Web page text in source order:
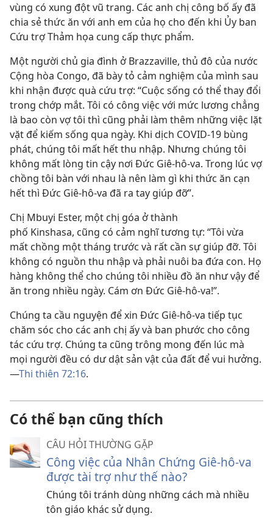
vùng có xung đột vũ trang. Các anh chị công bố ấy đã
chia sẻ thức ăn với anh em của họ cho đến khi Ủy ban
Cứu trợ Thảm họa cung cấp thực phẩm.
Một người chủ gia đình ở Brazzaville, thủ đô của nước
Cộng hòa Congo, đã bày tỏ cảm nghiệm của mình sau
khi nhận được quà cứu trợ: “Cuộc sống có thể thay đổi
trong chớp mắt. Tôi có công việc với mức lương chẳng
là bao còn vợ tôi thì cũng phải làm thêm những việc lặt
vặt để kiếm sống qua ngày. Khi dịch COVID-19 bùng
phát, chúng tôi mất hết thu nhập. Nhưng chúng tôi
không mất lòng tin cậy nơi Đức Giê-hô-va. Trong lúc vợ
chồng tôi bàn với nhau là nên làm gì khi thức ăn cạn
hết thì Đức Giê-hô-va đã ra tay giúp đỡ”.
Chị Mbuyi Ester, một chị góa ở thành
phố Kinshasa, cũng có cảm nghĩ tương tự: “Tôi vừa
mất chồng một tháng trước và rất cần sự giúp đỡ. Tôi
không có nguồn thu nhập và phải nuôi ba đứa con. Họ
hàng không thể cho chúng tôi nhiều đồ ăn như vậy để
ăn trong nhiều ngày. Cám ơn Đức Giê-hô-va!”.
Chúng ta cầu nguyện để xin Đức Giê-hô-va tiếp tục
chăm sóc cho các anh chị ấy và ban phước cho công
tác cứu trợ. Chúng ta cũng trông mong đến lúc mà
mọi người đều có dư dật sản vật của đất để vui hưởng.
—Thi thiên 72:16.
Có thể bạn cũng thích
CÂU HỎI THƯỜNG GẶP
Công việc của Nhân Chứng Giê-hô-va
được tài trợ như thế nào?
Chúng tôi tránh dùng những cách mà nhiều
tôn giáo khác sử dụng.